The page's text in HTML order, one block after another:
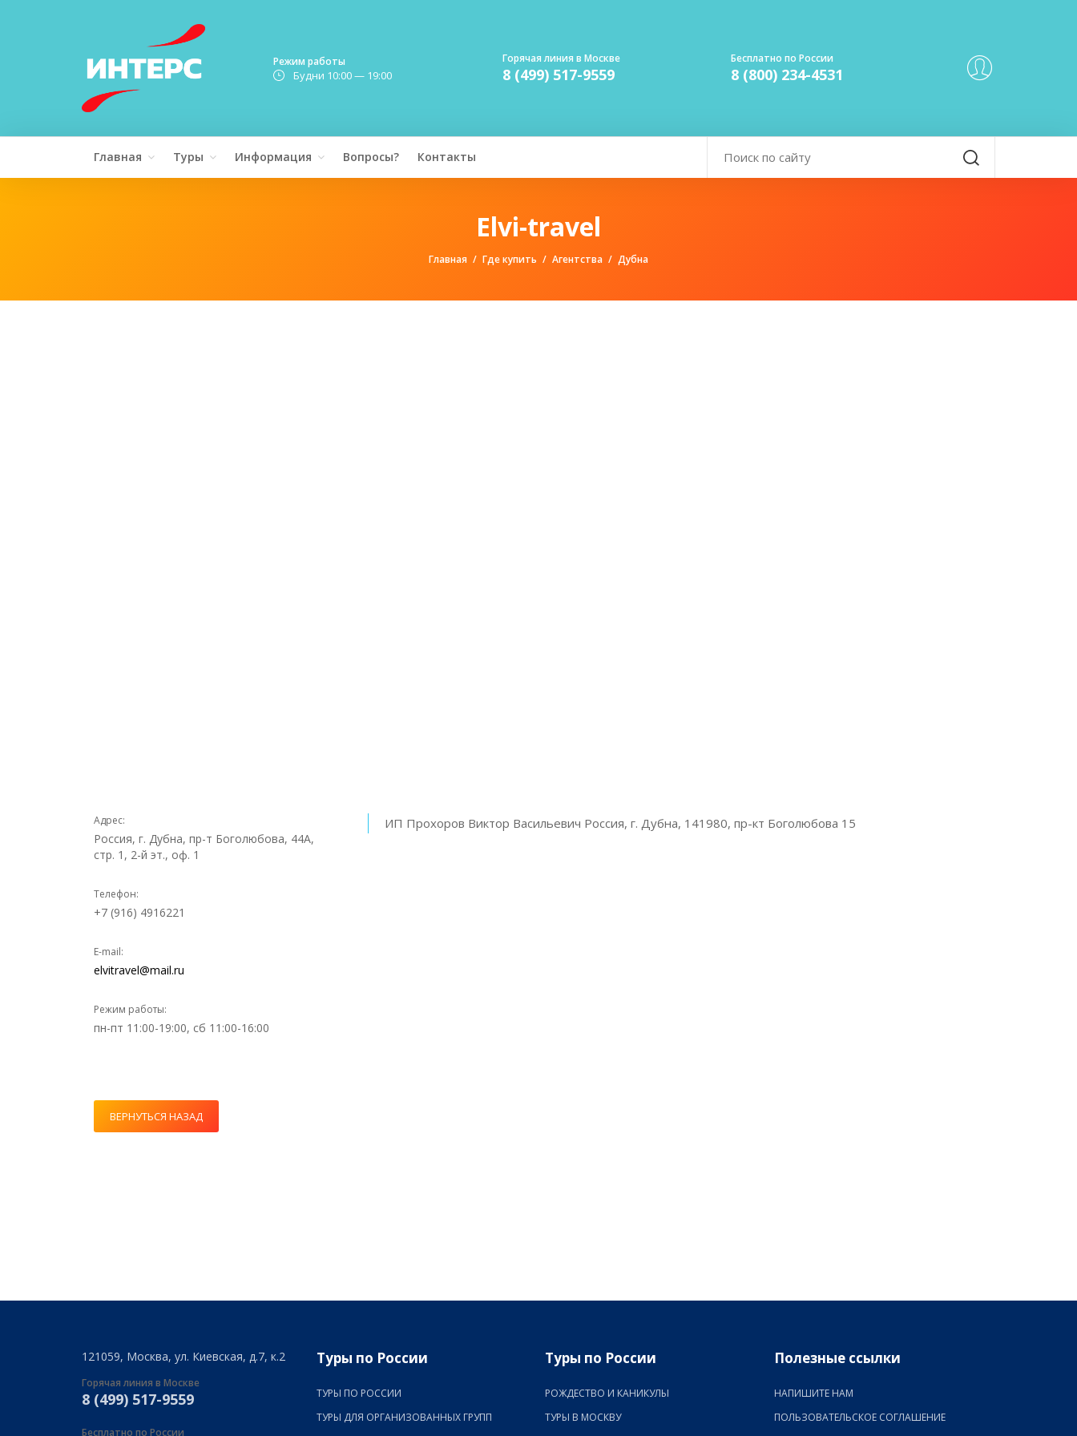
Режим работы
Будни 10:00 — 19:00
Горячая линия в Москве
8 (499) 517-9559
Бесплатно по России
8 (800) 234-4531
Главная Туры Информация Вопросы? Контакты
Elvi-travel
Главная Где купить Агентства Дубна
Адрес:
Россия, г. Дубна, пр-т Боголюбова, 44А,
стр. 1, 2-й эт., оф. 1
Телефон:
+7 (916) 4916221
E-mail:
elvitravel@mail.ru
Режим работы:
пн-пт 11:00-19:00, сб 11:00-16:00
ИП Прохоров Виктор Васильевич Россия, г. Дубна, 141980, пр-кт Боголюбова 15
ВЕРНУТЬСЯ НАЗАД
121059, Москва, ул. Киевская, д.7, к.2
Горячая линия в Москве
8 (499) 517-9559
Бесплатно по России
Туры по России
ТУРЫ ПО РОССИИ
ТУРЫ ДЛЯ ОРГАНИЗОВАННЫХ ГРУПП
Туры по России
РОЖДЕСТВО И КАНИКУЛЫ
ТУРЫ В МОСКВУ
Полезные ссылки
НАПИШИТЕ НАМ
ПОЛЬЗОВАТЕЛЬСКОЕ СОГЛАШЕНИЕ